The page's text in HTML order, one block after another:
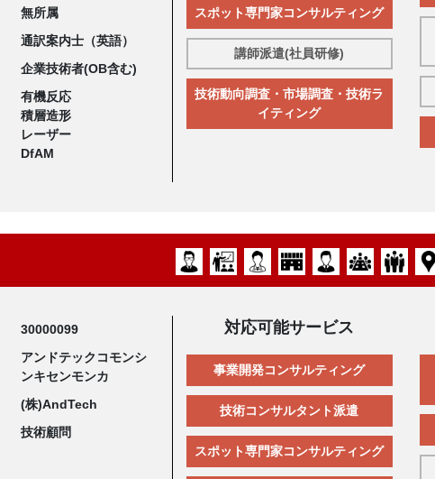
無所属
通訳案内士（英語）
企業技術者(OB含む)
有機反応
積層造形
レーザー
DfAM
スポット専門家コンサルティング
講師派遣(社員研修)
技術動向調査・市場調査・技術ラ
イティング
30000099
アンドテックコモンシ
ンキセンモンカ
(株)AndTech
技術顧問
対応可能サービス
事業開発コンサルティング
技術コンサルタント派遣
スポット専門家コンサルティング